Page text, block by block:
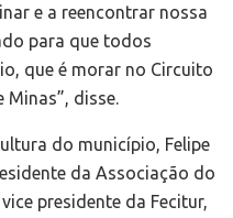
e a reencontrar nossa
para que todos
que é morar no Circuito
Minas”, disse.
do município, Felipe
da Associação do
presidente da Fecitur,